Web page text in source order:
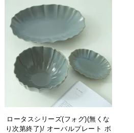
ロータスシリーズ(フォグ)(無くな
り次第終了)/ オーバルプレート ボ